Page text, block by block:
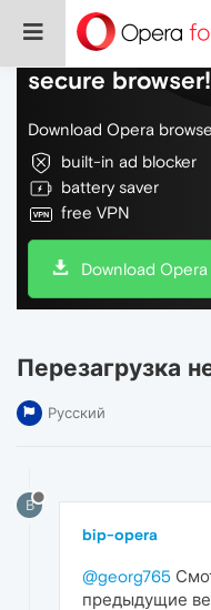
Do more on the
secure browser!
Download Opera
built-in ad blocker
battery saver
free VPN
Download Opera
Перезагрузка
Русский
B
bip-opera
@georg765
предыдущие